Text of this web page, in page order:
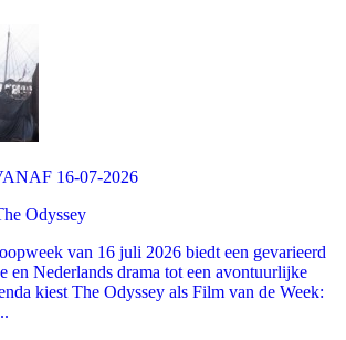
16-07-2026
Odyssey
van 16 juli 2026 biedt een gevarieerd
en Nederlands drama tot een avontuurlijke
kiest The Odyssey als Film van de Week: